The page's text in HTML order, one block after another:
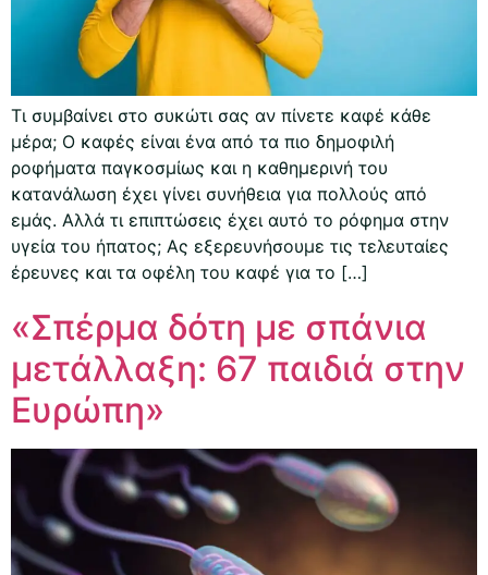
Τι συμβαίνει στο συκώτι σας αν πίνετε καφέ κάθε
μέρα; Ο καφές είναι ένα από τα πιο δημοφιλή
ροφήματα παγκοσμίως και η καθημερινή του
κατανάλωση έχει γίνει συνήθεια για πολλούς από
εμάς. Αλλά τι επιπτώσεις έχει αυτό το ρόφημα στην
υγεία του ήπατος; Ας εξερευνήσουμε τις τελευταίες
έρευνες και τα οφέλη του καφέ για το […]
«Σπέρμα δότη με σπάνια
μετάλλαξη: 67 παιδιά στην
Ευρώπη»